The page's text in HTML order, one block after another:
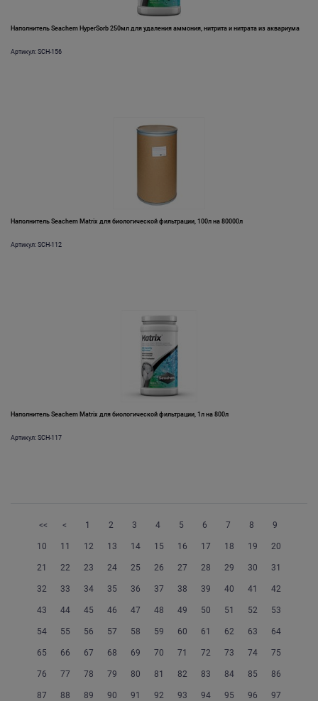
Наполнитель Seachem HyperSorb 250мл для удаления аммония, нитрита и нитрата из аквариума
Артикул: SCH-156
Наполнитель Seachem Matrix для биологической фильтрации, 100л на 80000л
Артикул: SCH-112
Наполнитель Seachem Matrix для биологической фильтрации, 1л на 800л
Артикул: SCH-117
<< < 1 2 3 4 5 6 7 8 9
10 11 12 13 14 15 16 17 18 19 20
21 22 23 24 25 26 27 28 29 30 31
32 33 34 35 36 37 38 39 40 41 42
43 44 45 46 47 48 49 50 51 52 53
54 55 56 57 58 59 60 61 62 63 64
65 66 67 68 69 70 71 72 73 74 75
76 77 78 79 80 81 82 83 84 85 86
87 88 89 90 91 92 93 94 95 96 97